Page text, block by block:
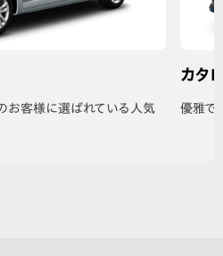
お客様に選ばれている人気
カタ
優雅で